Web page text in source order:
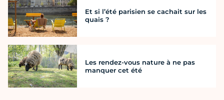
Et si l’été parisien se cachait sur les
quais ?
Les rendez-vous nature à ne pas
manquer cet été